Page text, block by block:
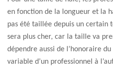
en fonction de la longueur et la
pas été taillée depuis un certain
sera plus cher, car la taille va
dépendre aussi de l’honoraire
variable d’un professionnel à